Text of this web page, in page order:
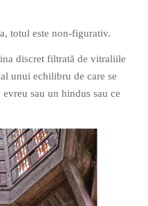
totul este non-figurativ.
discret filtrată de vitraliile
unui echilibru de care se
sau un hindus sau ce